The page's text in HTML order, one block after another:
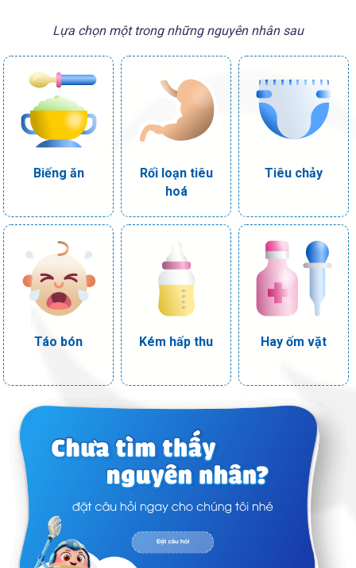
Lựa chọn một trong những nguyên nhân sau
Biếng ăn
Rối loạn tiêu
hoá
Tiêu chảy
Táo bón Kém hấp thu Hay ốm vặt